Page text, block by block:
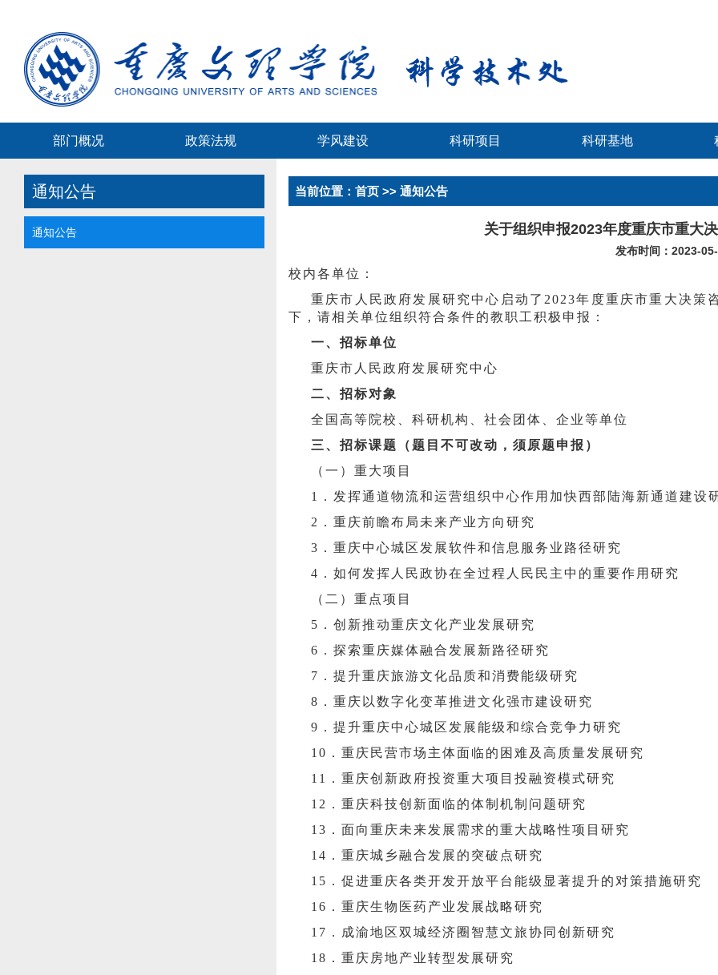
部门概况 政策法规 学风建设 科研项目 科研基地
通知公告
通知公告
当前位置： 首页 >> 通知公告
关于组织申报2023年度重庆市重大
发布时间：2023-
校内各单位：
重庆市人民政府发展研究中心启动了2023年度重庆市重大决
下，请相关单位组织符合条件的教职工积极申报：
一、招标单位
重庆市人民政府发展研究中心
二、招标对象
全国高等院校、科研机构、社会团体、企业等单位
三、招标课题（题目不可改动，须原题申报）
（一）重大项目
1．发挥通道物流和运营组织中心作用加快西部陆海新通道建设
2．重庆前瞻布局未来产业方向研究
3．重庆中心城区发展软件和信息服务业路径研究
4．如何发挥人民政协在全过程人民民主中的重要作用研究
（二）重点项目
5．创新推动重庆文化产业发展研究
6．探索重庆媒体融合发展新路径研究
7．提升重庆旅游文化品质和消费能级研究
8．重庆以数字化变革推进文化强市建设研究
9．提升重庆中心城区发展能级和综合竞争力研究
10．重庆民营市场主体面临的困难及高质量发展研究
11．重庆创新政府投资重大项目投融资模式研究
12．重庆科技创新面临的体制机制问题研究
13．面向重庆未来发展需求的重大战略性项目研究
14．重庆城乡融合发展的突破点研究
15．促进重庆各类开发开放平台能级显著提升的对策措施研究
16．重庆生物医药产业发展战略研究
17．成渝地区双城经济圈智慧文旅协同创新研究
18．重庆房地产业转型发展研究